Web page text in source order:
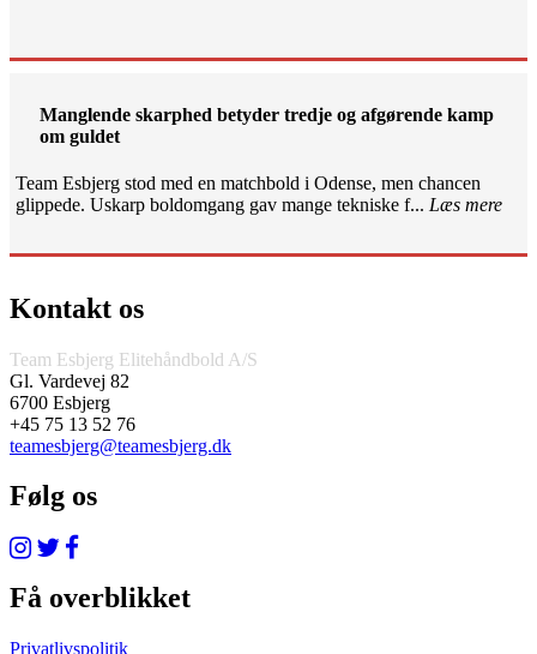
Manglende skarphed betyder tredje og afgørende kamp
om guldet
Team Esbjerg stod med en matchbold i Odense, men chancen
glippede. Uskarp boldomgang gav mange tekniske f... Læs mere
Kontakt os
Team Esbjerg Elitehåndbold A/S
Gl. Vardevej 82
6700 Esbjerg
+45 75 13 52 76
teamesbjerg@teamesbjerg.dk
Følg os
Få overblikket
Privatlivspolitik